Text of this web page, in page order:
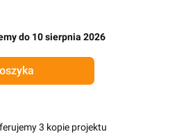
do 10 sierpnia 2026
3 kopie projektu